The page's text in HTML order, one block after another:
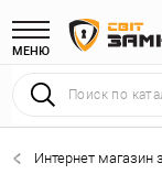
МЕНЮ
Интернет магазин